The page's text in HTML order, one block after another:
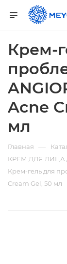
Крем-
Acne
мл
Главная —
КРЕМ ДЛЯ ЛИЦА
Крем-гель для
Cream Gel, 50 мл